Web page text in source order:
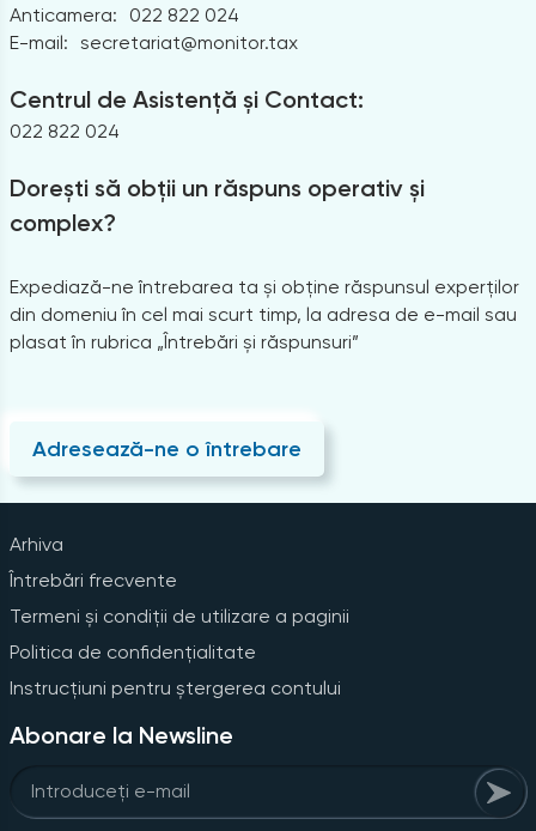
Anticamera:
022 822 024
E-mail: secretariat@monitor.tax
Centrul de Asistență și Contact:
022 822 024
Dorești să obții un răspuns operativ și
complex?
Expediază-ne întrebarea ta și obține răspunsul experților
din domeniu în cel mai scurt timp, la adresa de e-mail sau
plasat în rubrica „Întrebări și răspunsuri”
Adresează-ne o întrebare
Arhiva
Întrebări frecvente
Termeni și condiții de utilizare a paginii
Politica de confidențialitate
Instrucțiuni pentru ștergerea contului
Abonare la Newsline